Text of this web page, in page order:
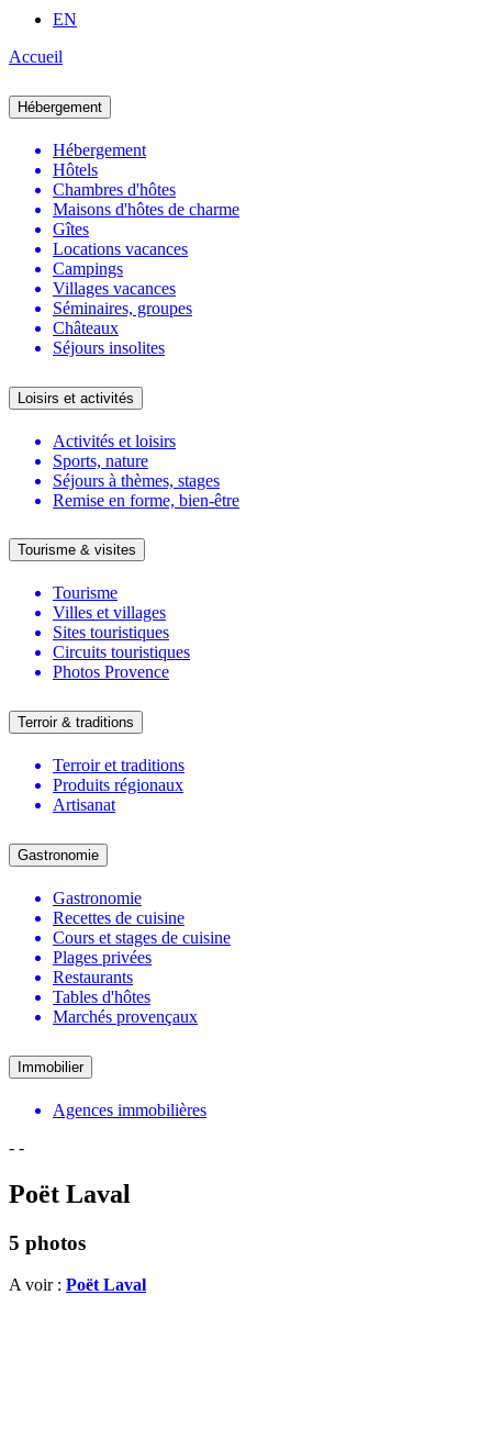
EN
Accueil
Hébergement
Hébergement
Hôtels
Chambres d'hôtes
Maisons d'hôtes de charme
Gîtes
Locations vacances
Campings
Villages vacances
Séminaires, groupes
Châteaux
Séjours insolites
Loisirs et activités
Activités et loisirs
Sports, nature
Séjours à thèmes, stages
Remise en forme, bien-être
Tourisme & visites
Tourisme
Villes et villages
Sites touristiques
Circuits touristiques
Photos Provence
Terroir & traditions
Terroir et traditions
Produits régionaux
Artisanat
Gastronomie
Gastronomie
Recettes de cuisine
Cours et stages de cuisine
Plages privées
Restaurants
Tables d'hôtes
Marchés provençaux
Immobilier
Agences immobilières
- -
Poët Laval
5 photos
A voir : Poët Laval